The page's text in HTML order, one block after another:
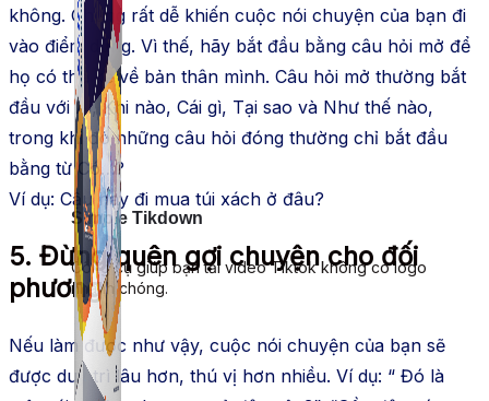
Simple Tikdown
Công cụ giúp bạn tải video Tiktok không có logo
nhanh chóng.
không. Chúng rất dễ khiến cuộc nói chuyện của bạn đi
vào điểm dừng. Vì thế, hãy bắt đầu bằng câu hỏi mở để
họ có thể kể về bản thân mình. Câu hỏi mở thường bắt
đầu với Ai, Khi nào, Cái gì, Tại sao và Như thế nào,
trong khi đó những câu hỏi đóng thường chỉ bắt đầu
bằng từ Có…?
Ví dụ: Cậu hay đi mua túi xách ở đâu?
5. Đừng quên gợi chuyện cho đối
phương
Nếu làm được như vậy, cuộc nói chuyện của bạn sẽ
được duy trì lâu hơn, thú vị hơn nhiều. Ví dụ: “ Đó là